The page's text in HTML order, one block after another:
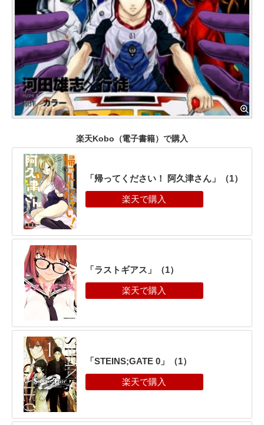
楽天Kobo（電子書籍）で購入
「帰ってください！ 阿久津さん」（1）
「ラストギアス」（1）
「STEINS;GATE 0」（1）